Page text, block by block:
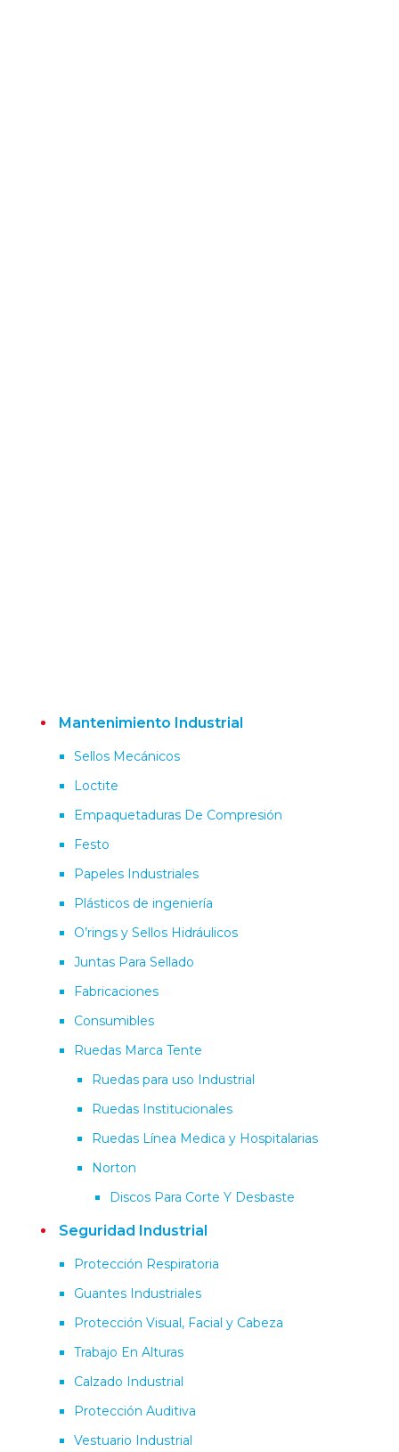
Mantenimiento Industrial
Sellos Mecánicos
Loctite
Empaquetaduras De Compresión
Festo
Papeles Industriales
Plásticos de ingeniería
O’rings y Sellos Hidráulicos
Juntas Para Sellado
Fabricaciones
Consumibles
Ruedas Marca Tente
Ruedas para uso Industrial
Ruedas Institucionales
Ruedas Línea Medica y Hospitalarias
Norton
Discos Para Corte Y Desbaste
Seguridad Industrial
Protección Respiratoria
Guantes Industriales
Protección Visual, Facial y Cabeza
Trabajo En Alturas
Calzado Industrial
Protección Auditiva
Vestuario Industrial